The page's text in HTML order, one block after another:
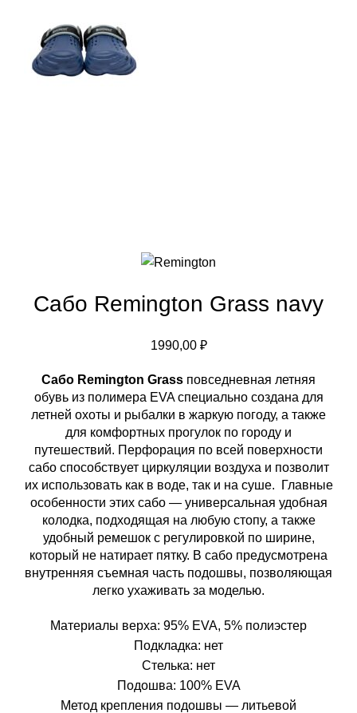
Сабо Remington Grass navy
1990,00 ₽
Сабо Remington Grass повседневная летняя
обувь из полимера EVA специально создана для
летней охоты и рыбалки в жаркую погоду, а также
для комфортных прогулок по городу и
путешествий. Перфорация по всей поверхности
cабо способствует циркуляции воздуха и позволит
их использовать как в воде, так и на суше. Главные
особенности этих сабо — универсальная удобная
колодка, подходящая на любую стопу, а также
удобный ремешок с регулировкой по ширине,
который не натирает пятку. В сабо предусмотрена
внутренняя съемная часть подошвы, позволяющая
легко ухаживать за моделью.
Материалы верха: 95% EVA, 5% полиэстер
Подкладка: нет
Стелька: нет
Подошва: 100% EVA
Метод крепления подошвы — литьевой